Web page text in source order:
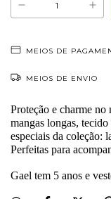
MEIOS DE
MEIOS DE ENVIO
Proteção e charme
mangas longas,
especiais da coleção:
Perfeitas para
Gael tem 5 anos e